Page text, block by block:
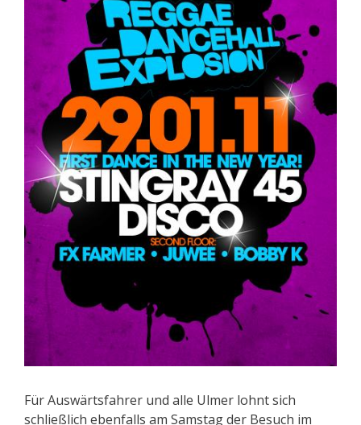
Für Auswärtsfahrer und alle Ulmer lohnt sich
schließlich ebenfalls am Samstag der Besuch im